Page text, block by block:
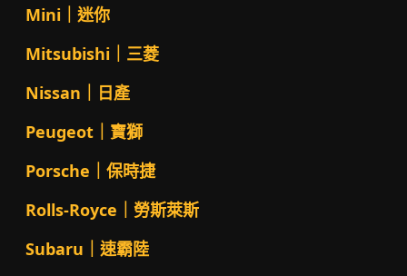
Mini｜迷你
Mitsubishi｜三菱
Nissan｜日產
Peugeot｜寶獅
Porsche｜保時捷
Rolls-Royce｜勞斯萊斯
Subaru｜速霸陸